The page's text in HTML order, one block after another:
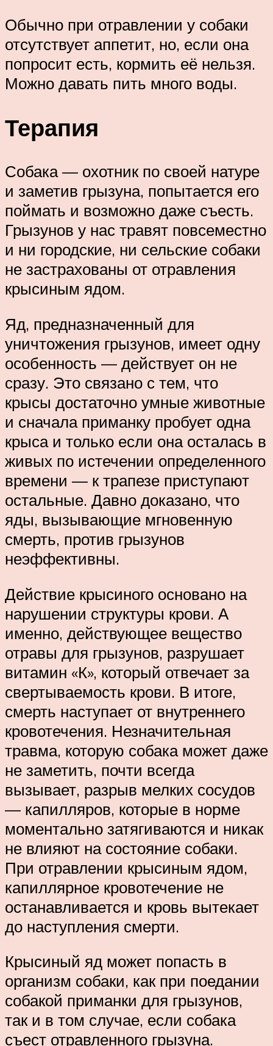
Обычно при отравлении у собаки
отсутствует аппетит, но, если она
попросит есть, кормить её нельзя.
Можно давать пить много воды.
Терапия
Собака — охотник по своей натуре
и заметив грызуна, попытается его
поймать и возможно даже съесть.
Грызунов у нас травят повсеместно
и ни городские, ни сельские собаки
не застрахованы от отравления
крысиным ядом.
Яд, предназначенный для
уничтожения грызунов, имеет одну
особенность — действует он не
сразу. Это связано с тем, что
крысы достаточно умные животные
и сначала приманку пробует одна
крыса и только если она осталась в
живых по истечении определенного
времени — к трапезе приступают
остальные. Давно доказано, что
яды, вызывающие мгновенную
смерть, против грызунов
неэффективны.
Действие крысиного основано на
нарушении структуры крови. А
именно, действующее вещество
отравы для грызунов, разрушает
витамин «К», который отвечает за
свертываемость крови. В итоге,
смерть наступает от внутреннего
кровотечения. Незначительная
травма, которую собака может даже
не заметить, почти всегда
вызывает, разрыв мелких сосудов
— капилляров, которые в норме
моментально затягиваются и никак
не влияют на состояние собаки.
При отравлении крысиным ядом,
капиллярное кровотечение не
останавливается и кровь вытекает
до наступления смерти.
Крысиный яд может попасть в
организм собаки, как при поедании
собакой приманки для грызунов,
так и в том случае, если собака
съест отравленного грызуна.